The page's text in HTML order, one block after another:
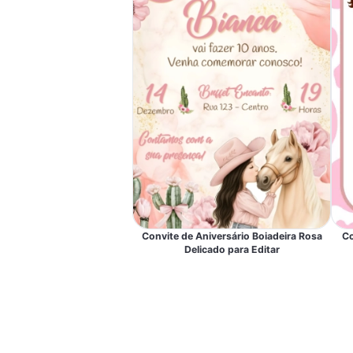
Convite de Aniversário Boiadeira Rosa
Delicado para Editar